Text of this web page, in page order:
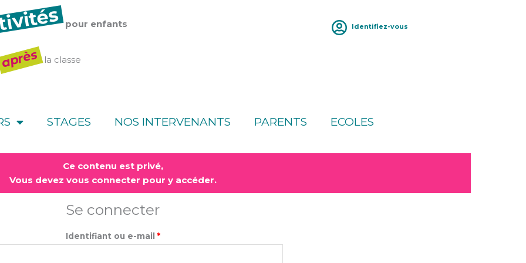
pour enfants
après la classe
Identifiez-vous
STAGES NOS INTERVENANTS PARENTS ECOLES
Ce contenu est privé,
Vous devez vous connecter pour y accéder.
Se connecter
Identifiant ou e-mail *
Obligatoire